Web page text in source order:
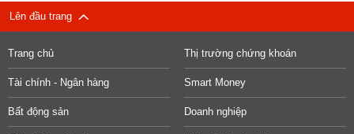
Lên đầu trang
Trang chủ Thị trường chứng khoán
Tài chính - Ngân hàng Smart Money
Bất động sản Doanh nghiệp